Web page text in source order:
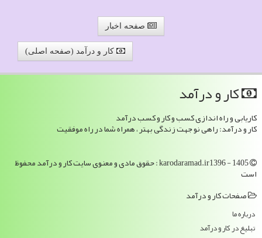
صفحه اخبار
کار و درآمد (صفحه اصلی)
كار و درآمد
کاریابی و راه اندازی کسب و کار و کسب درآمد
کار و درآمد: راهی نو جهت زندگی بهتر ، همراه شما در راه موفقیت
karodaramad.ir1396 - 1405 : حقوق مادی و معنوی سایت كار و درآمد محفوظ
است
صفحات كار و درآمد
درباره ما
تبلیغ در كار و درآمد